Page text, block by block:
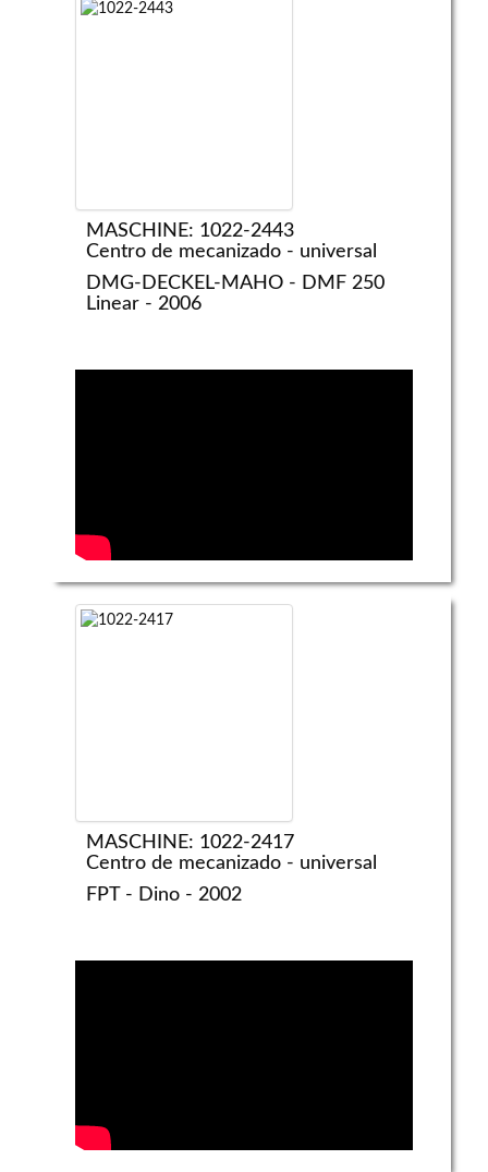
MASCHINE: 1022-2443
Centro de mecanizado - universal
DMG-DECKEL-MAHO - DMF 250
Linear - 2006
MASCHINE: 1022-2417
Centro de mecanizado - universal
FPT - Dino - 2002